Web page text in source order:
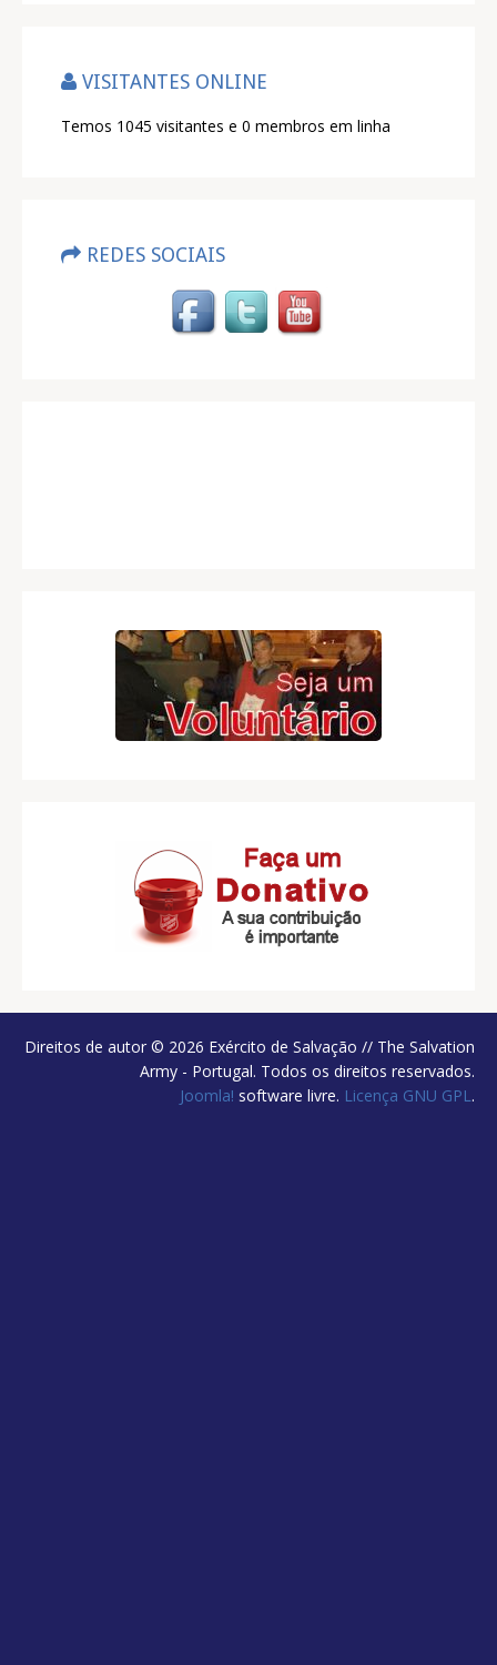
VISITANTES ONLINE
Temos 1045 visitantes e 0 membros em linha
REDES SOCIAIS
Direitos de autor © 2026 Exército de Salvação // The Salvation
Army - Portugal. Todos os direitos reservados.
Joomla! software livre. Licença GNU GPL.